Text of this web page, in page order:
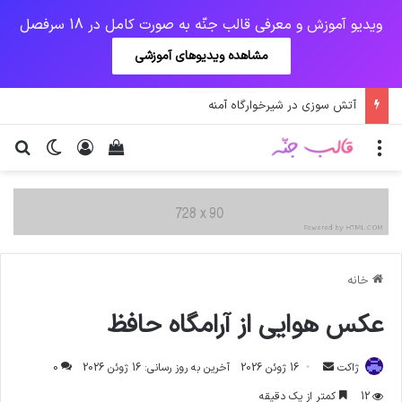
ویدیو آموزش و معرفی قالب جنّه به صورت کامل در 18 سرفصل
مشاهده ویدیوهای آموزشی
تغییر ورود
دیدن سبد خرید منو
خانه
عکس هوایی از آرامگاه حافظ
ژاکت
ارسال
ایمیل
16 ژوئن 2026 آخرین به روز رسانی: 16 ژوئن 2026
0
12
کمتر از یک دقیقه